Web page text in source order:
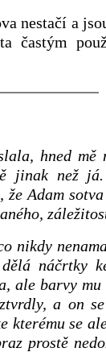
nestačí a
častým
hned
jinak než
že Adam
nikdy
náčrtky
ale barvy
a on
kterému se
prostě